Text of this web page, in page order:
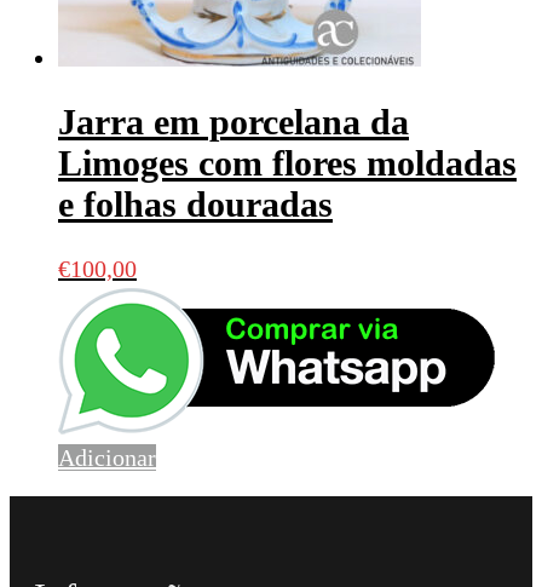
Jarra em porcelana da
Limoges com flores moldadas
e folhas douradas
€100,00
Adicionar